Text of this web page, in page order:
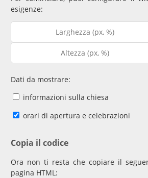
esigenze:
Dati da mostrare:
informazioni sulla chiesa
orari di apertura e celebrazioni
Copia il codice
Ora non ti resta che copiare il
pagina HTML: